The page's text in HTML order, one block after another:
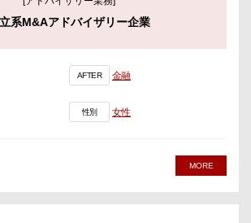
系M&Aアドバイザリー企業
AFTER 金融
性別 女性
MORE